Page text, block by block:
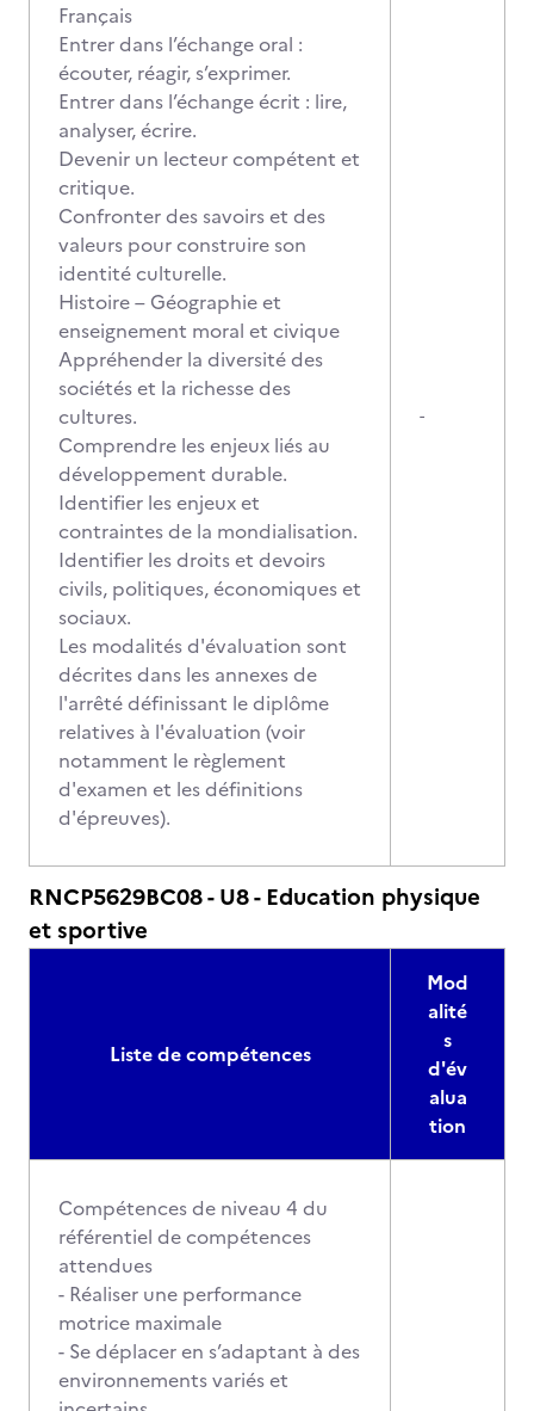
Français
Entrer dans l’échange oral :
écouter, réagir, s’exprimer.
Entrer dans l’échange écrit : lire,
analyser, écrire.
Devenir un lecteur compétent et
critique.
Confronter des savoirs et des
valeurs pour construire son
identité culturelle.
Histoire – Géographie et
enseignement moral et civique
Appréhender la diversité des
sociétés et la richesse des
cultures.
Comprendre les enjeux liés au
développement durable.
Identifier les enjeux et
contraintes de la mondialisation.
Identifier les droits et devoirs
civils, politiques, économiques et
sociaux.
Les modalités d'évaluation sont
décrites dans les annexes de
l'arrêté définissant le diplôme
relatives à l'évaluation (voir
notamment le règlement
d'examen et les définitions
d'épreuves).
-
RNCP5629BC08 - U8 - Education physique
et sportive
Liste de compétences
Mod
alité
s
d'év
alua
tion
Compétences de niveau 4 du
référentiel de compétences
attendues
- Réaliser une performance
motrice maximale
- Se déplacer en s’adaptant à des
environnements variés et